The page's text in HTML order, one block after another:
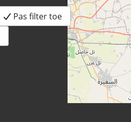
Pas filter toe